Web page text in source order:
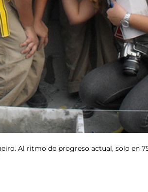
Al ritmo de progreso actual, solo en